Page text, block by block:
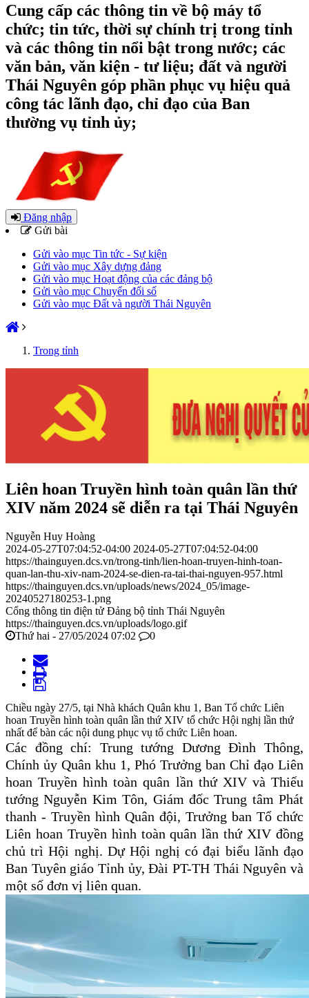
Cung cấp các thông tin về bộ máy tổ
chức; tin tức, thời sự chính trị trong tỉnh
và các thông tin nổi bật trong nước; các
văn bản, văn kiện - tư liệu; đất và người
Thái Nguyên góp phần phục vụ hiệu quả
công tác lãnh đạo, chỉ đạo của Ban
thường vụ tỉnh ủy;
Đăng nhập
Gửi bài
Gửi vào mục Tin tức - Sự kiện
Gửi vào mục Xây dựng đảng
Gửi vào mục Hoạt động của các đảng bộ
Gửi vào mục Chuyển đổi số
Gửi vào mục Đất và người Thái Nguyên
Trong tỉnh
Liên hoan Truyền hình toàn quân lần thứ
XIV năm 2024 sẽ diễn ra tại Thái Nguyên
Nguyễn Huy Hoàng
2024-05-27T07:04:52-04:00 2024-05-27T07:04:52-04:00
https://thainguyen.dcs.vn/trong-tinh/lien-hoan-truyen-hinh-toan-
quan-lan-thu-xiv-nam-2024-se-dien-ra-tai-thai-nguyen-957.html
https://thainguyen.dcs.vn/uploads/news/2024_05/image-
20240527180253-1.png
Cổng thông tin điện tử Đảng bộ tỉnh Thái Nguyên
https://thainguyen.dcs.vn/uploads/logo.gif
Thứ hai - 27/05/2024 07:02
0
Chiều ngày 27/5, tại Nhà khách Quân khu 1, Ban Tổ chức Liên
hoan Truyền hình toàn quân lần thứ XIV tổ chức Hội nghị lần thứ
nhất để bàn các nội dung phục vụ tổ chức Liên hoan.
Các đồng chí: Trung tướng Dương Đình Thông,
Chính ủy Quân khu 1, Phó Trưởng ban Chỉ đạo Liên
hoan Truyền hình toàn quân lần thứ XIV và Thiếu
tướng Nguyễn Kim Tôn, Giám đốc Trung tâm Phát
thanh - Truyền hình Quân đội, Trưởng ban Tổ chức
Liên hoan Truyền hình toàn quân lần thứ XIV đồng
chủ trì Hội nghị. Dự Hội nghị có đại biểu lãnh đạo
Ban Tuyên giáo Tỉnh ủy, Đài PT-TH Thái Nguyên và
một số đơn vị liên quan.